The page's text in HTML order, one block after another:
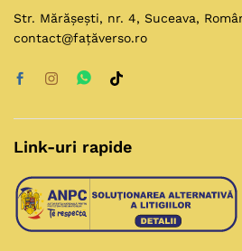
Str. Mărășești, nr. 4, Suceava,
contact@fațăverso.ro
Link-uri rapide